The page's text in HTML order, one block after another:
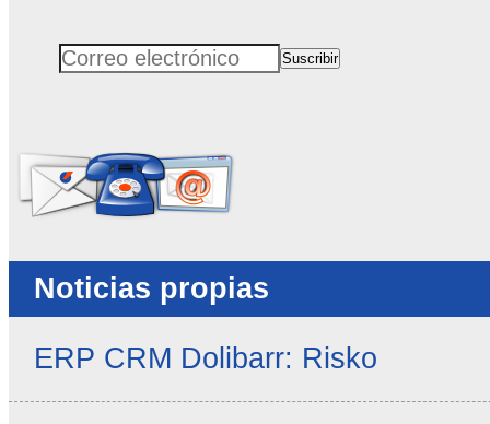
Correo electrónicoSuscribir
Noticias propias
ERP CRM Dolibarr: Risko